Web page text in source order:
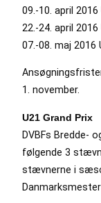
09.-10. april 2016
22.-24. april
07.-08. maj 2016
1. november.
U21 Grand Prix
DVBFs Bredde-
følgende 3
stævnerne i